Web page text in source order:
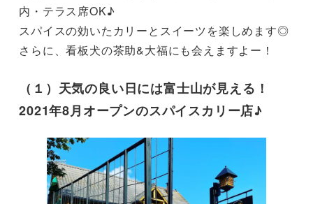
内・テラス席OK♪
スパイスの効いたカリーとスイーツを楽しめます◎
さらに、看板犬の茶助&大福にも会えますよー！
（１）天気の良い日には富士山が見える！
2021年8月オープンのスパイスカリー店♪